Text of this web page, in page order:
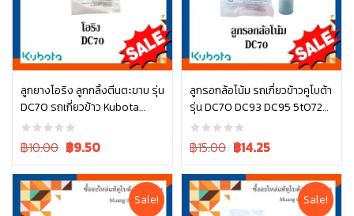
ลูกยางโอริง ลูกกลิ้งตีนตะขาบ รุ่น
DC70 รถเกี่ยวข้าว Kubota
04811-06300
Original
was:
฿10.00.
฿10.00 Current
is:
฿10.00.
฿9.50
หยิบใส่ตะกร้า
ลูกรอกล้อโน้ม รถเกี่ยวข้าวคูโบต้า
รุ่น DC70 DC93 DC95 5t072-
55442
Original
was:
฿15.00.
฿15.00 Current
is:
฿15.00.
฿14.25
หยิบใส่ตะกร้า
Sale! Sale!